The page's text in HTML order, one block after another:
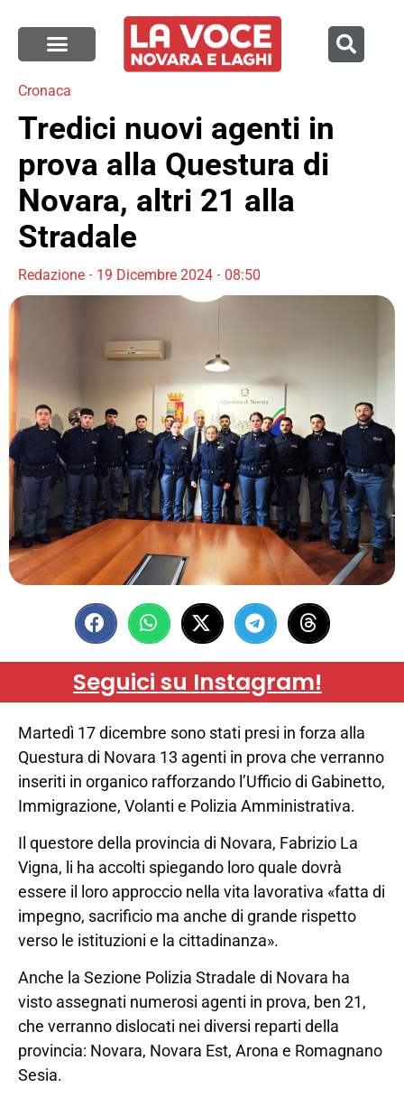
Cronaca
Tredici nuovi agenti in
prova alla Questura di
Novara, altri 21 alla
Stradale
Redazione 19 Dicembre 2024 08:50
Seguici su Instagram!
Martedì 17 dicembre sono stati presi in forza alla
Questura di Novara 13 agenti in prova che verranno
inseriti in organico rafforzando l’Ufficio di Gabinetto,
Immigrazione, Volanti e Polizia Amministrativa.
Il questore della provincia di Novara, Fabrizio La
Vigna, li ha accolti spiegando loro quale dovrà
essere il loro approccio nella vita lavorativa «fatta di
impegno, sacrificio ma anche di grande rispetto
verso le istituzioni e la cittadinanza».
Anche la Sezione Polizia Stradale di Novara ha
visto assegnati numerosi agenti in prova, ben 21,
che verranno dislocati nei diversi reparti della
provincia: Novara, Novara Est, Arona e Romagnano
Sesia.